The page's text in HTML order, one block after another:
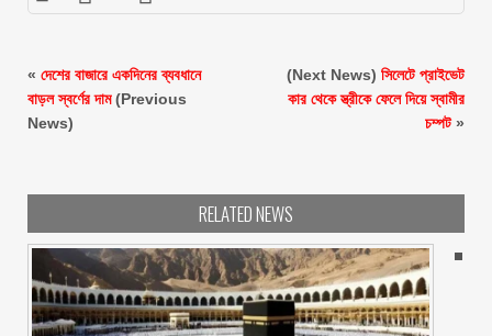
« দেশের বাজারে একদিনের ব্যবধানে
বাড়ল স্বর্ণের দাম(Previous
News)
(Next News) সিলেটে প্রাইভেট
কার থেকে স্ত্রীকে ফেলে দিয়ে স্বামীর
চম্পট»
RELATED NEWS